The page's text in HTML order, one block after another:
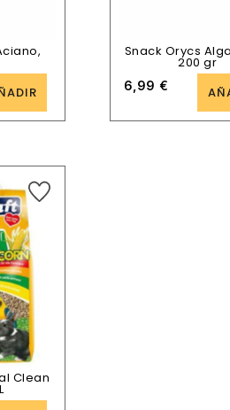
Snack Orycs
200 gr
6,99 €
Clean